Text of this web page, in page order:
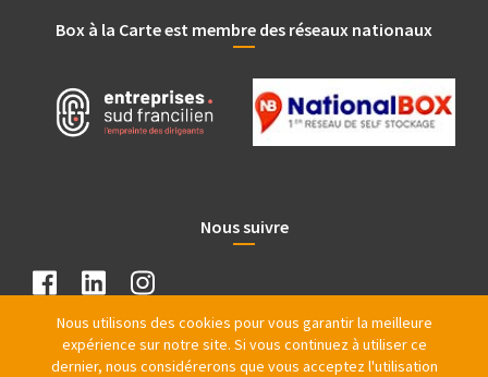
Box à la Carte est membre des réseaux nationaux
Nous suivre
Nous utilisons des cookies pour vous garantir la meilleure
expérience sur notre site. Si vous continuez à utiliser ce
dernier, nous considérerons que vous acceptez l'utilisation